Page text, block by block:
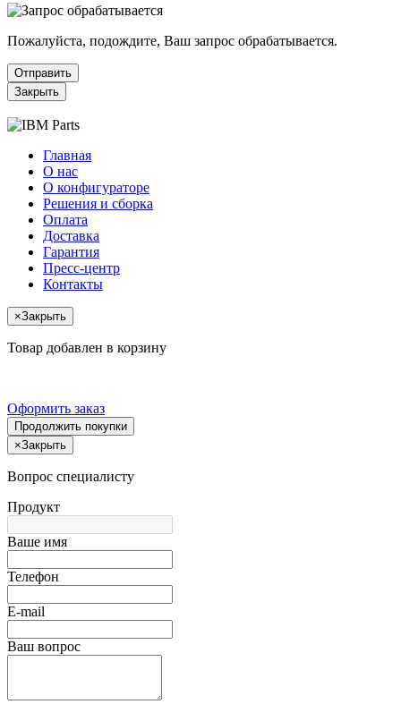
Пожалуйста, подождите, Ваш запрос обрабатывается.
Отправить
Закрыть
Главная
О нас
О конфигураторе
Решения и сборка
Оплата
Доставка
Гарантия
Пресс-центр
Контакты
×Закрыть
Товар добавлен в корзину
Оформить заказ
Продолжить покупки
×Закрыть
Вопрос специалисту
Продукт
Ваше имя
Телефон
E-mail
Ваш вопрос